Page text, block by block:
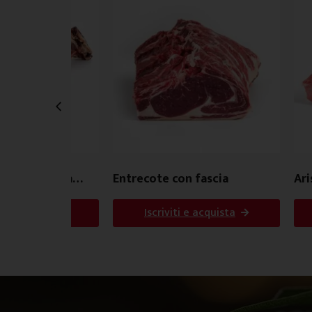
Spagna Entrecote con fascia
Iscriviti e acquista